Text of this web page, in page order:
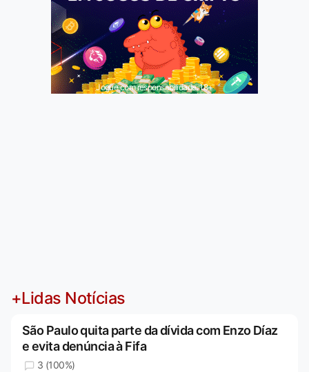
Jogue com responsabilidade. 18+
+Lidas Notícias
São Paulo quita parte da dívida com Enzo Díaz
e evita denúncia à Fifa
3 (100%)